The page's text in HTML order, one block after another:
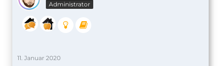
Administrator
11. Januar 2020